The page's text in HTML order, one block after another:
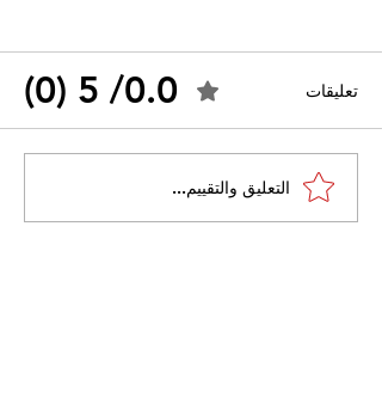
القضاء الإداري يقضي بحل
نقابة "كنابست"
تعليقات 0.0/ 5 (0)
التعليق والتقييم...